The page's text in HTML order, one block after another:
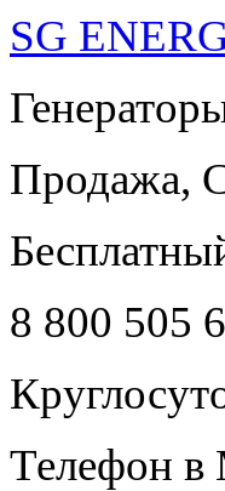
SG
Продажа,
8 800 505
Телефон в